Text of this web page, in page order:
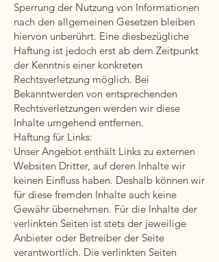
Sperrung der Nutzung von Informationen
nach den allgemeinen Gesetzen bleiben
hiervon unberührt. Eine diesbezügliche
Haftung ist jedoch erst ab dem Zeitpunkt
der Kenntnis einer konkreten
Rechtsverletzung möglich. Bei
Bekanntwerden von entsprechenden
Rechtsverletzungen werden wir diese
Inhalte umgehend entfernen.
Haftung für Links:
Unser Angebot enthält Links zu externen
Websiten Dritter, auf deren Inhalte wir
keinen Einfluss haben. Deshalb können wir
für diese fremden Inhalte auch keine
Gewähr übernehmen. Für die Inhalte der
verlinkten Seiten ist stets der jeweilige
Anbieter oder Betreiber der Seite
verantwortlich. Die verlinkten Seiten